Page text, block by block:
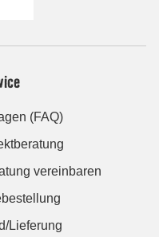
(FAQ)
vereinbaren
Lieferung